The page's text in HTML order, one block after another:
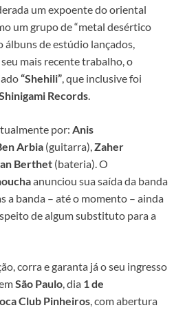
um expoente do oriental
um grupo de “metal desértico
álbuns de estúdio lançados,
mais recente trabalho, o
“Shehili”, que inclusive foi
Records.
por: Anis
Arbia (guitarra),Zaher
Berthet (bateria). O
anunciou sua saída da banda
a banda – até o momento – ainda
de algum substituto para a
corra e garanta já o seu ingresso
São Paulo, dia 1 de
Club Pinheiros, com abertura